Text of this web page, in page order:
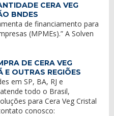
CERA VEG
BNDES
de financiamento para
(MPMEs).” A Solven
DE CERA VEG
E OUTRAS REGIÕES
em SP, BA, RJ e
todo o Brasil,
para Cera Veg Cristal
conosco: